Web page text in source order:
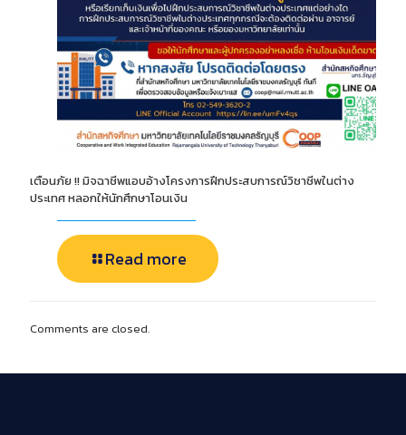
เตือนภัย !! มิจฉาชีพแอบอ้างโครงการฝึกประสบการณ์วิชาชีพในต่าง
ประเทศ หลอกให้นักศึกษาโอนเงิน
Read more
Comments are closed.